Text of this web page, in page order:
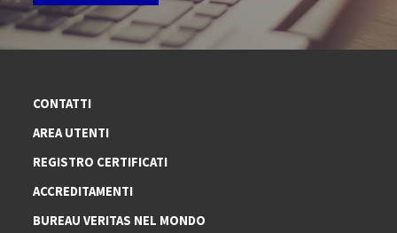
CONTATTI
AREA UTENTI
REGISTRO CERTIFICATI
ACCREDITAMENTI
BUREAU VERITAS NEL MONDO